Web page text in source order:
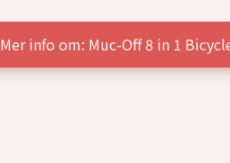
Mer info om: Muc-Off 8 in 1